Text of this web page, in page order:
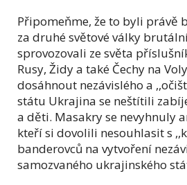
Připomeňme, že to byli právě
za druhé světové války
sprovozovali ze světa
Rusy, Židy a také Čechy na
dosáhnout nezávislého a
státu Ukrajina se neštítili
a děti. Masakry se nevyhnuly
kteří si dovolili nesouhlasit s
banderovců na vytvoření
samozvaného ukrajinského